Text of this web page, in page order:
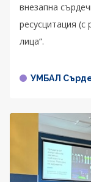
внезапна
ресусцитация
лица“.
УМБАЛ